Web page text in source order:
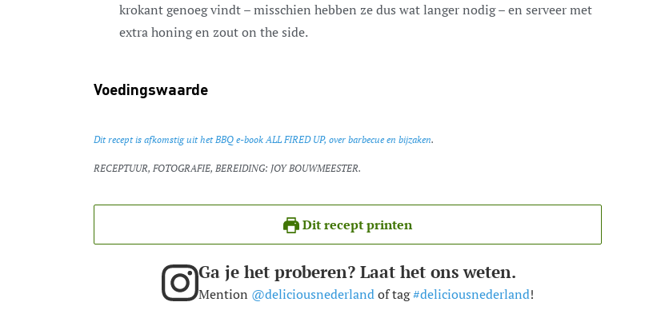
krokant genoeg vindt – misschien hebben ze dus wat langer nodig – en serveer met
extra honing en zout on the side.
Voedingswaarde
Dit recept is afkomstig uit het BBQ e-book ALL FIRED UP, over barbecue en bijzaken.
RECEPTUUR, FOTOGRAFIE, BEREIDING: JOY BOUWMEESTER.
Dit recept printen
Ga je het proberen? Laat het ons weten.
Mention @deliciousnederlandof tag#deliciousnederland!